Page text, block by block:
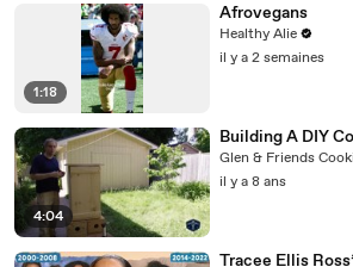
1:18
Afrovegans
Healthy Alie
il y a 2 semaines
4:04
Building A DIY
Glen & Friends
il y a 8 ans
Tracee Ellis